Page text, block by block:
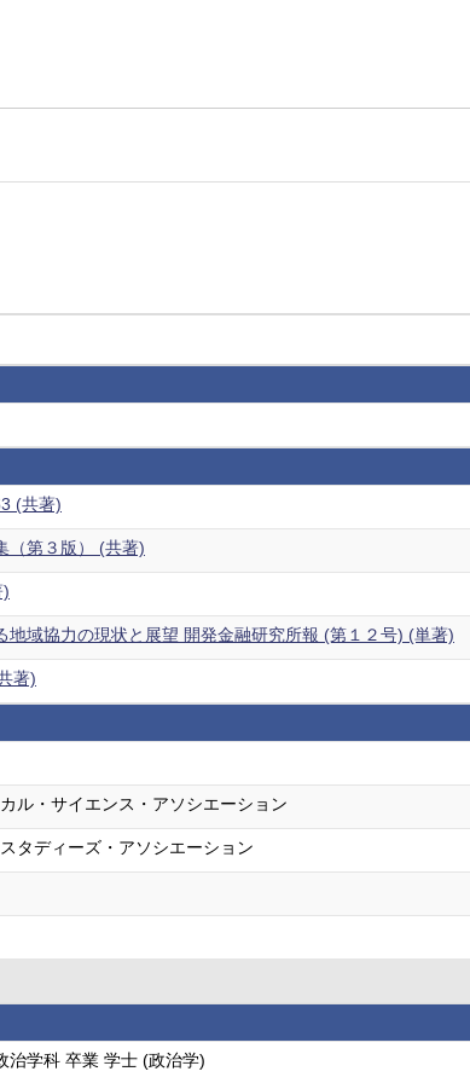
(共著)
（第３版） (共著)
)
地域協力の現状と展望 開発金融研究所報 (第１２号) (単著)
著)
ル・サイエンス・アソシエーション
タディーズ・アソシエーション
治学科 卒業 学士 (政治学)